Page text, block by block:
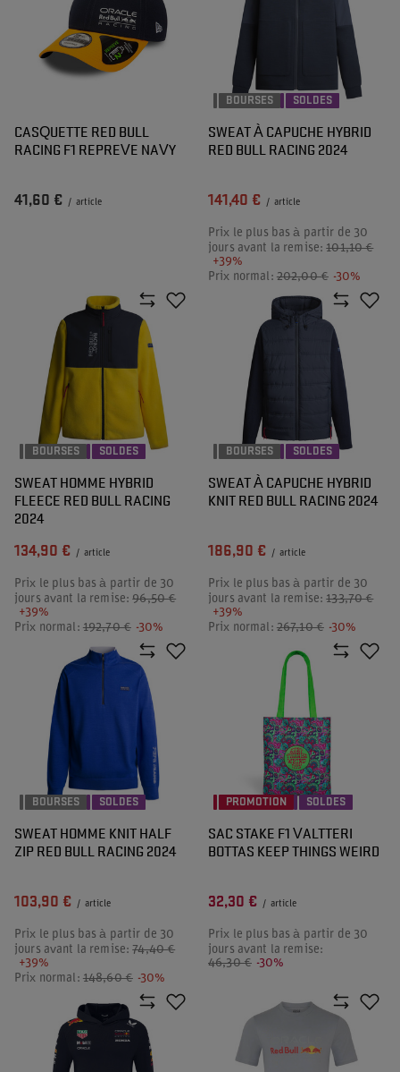
CASQUETTE RED BULL
RACING F1 REPREVE NAVY
41,60 € / article
BOURSES SOLDES
SWEAT À CAPUCHE HYBRID
RED BULL RACING 2024
141,40 € / article
Prix le plus bas à partir de 30
jours avant la remise:101,10 €
+39%
Prix normal: 202,00 € -30%
BOURSES SOLDES
SWEAT HOMME HYBRID
FLEECE RED BULL RACING
2024
134,90 € / article
Prix le plus bas à partir de 30
jours avant la remise:96,50 €
+39%
Prix normal: 192,70 € -30%
BOURSES SOLDES
SWEAT À CAPUCHE HYBRID
KNIT RED BULL RACING 2024
186,90 € / article
Prix le plus bas à partir de 30
jours avant la remise:133,70 €
+39%
Prix normal: 267,10 € -30%
BOURSES SOLDES
SWEAT HOMME KNIT HALF
ZIP RED BULL RACING 2024
103,90 € / article
Prix le plus bas à partir de 30
jours avant la remise:74,40 €
+39%
Prix normal: 148,60 € -30%
PROMOTION SOLDES
SAC STAKE F1 VALTTERI
BOTTAS KEEP THINGS WEIRD
32,30 € / article
Prix le plus bas à partir de 30
jours avant la remise:
46,30 € -30%